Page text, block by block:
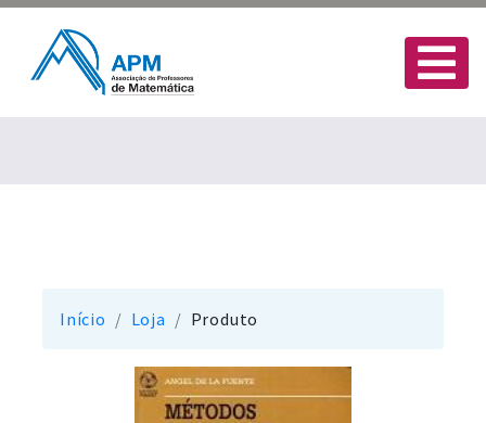
Início Loja Produto